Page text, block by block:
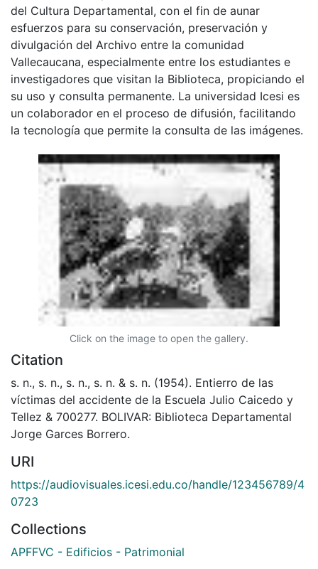
del Cultura Departamental, con el fin de aunar
esfuerzos para su conservación, preservación y
divulgación del Archivo entre la comunidad
Vallecaucana, especialmente entre los estudiantes e
investigadores que visitan la Biblioteca, propiciando el
su uso y consulta permanente. La universidad Icesi es
un colaborador en el proceso de difusión, facilitando
la tecnología que permite la consulta de las imágenes.
Click on the image to open the gallery.
Citation
s. n., s. n., s. n., s. n. & s. n. (1954). Entierro de las
víctimas del accidente de la Escuela Julio Caicedo y
Tellez & 700277. BOLIVAR: Biblioteca Departamental
Jorge Garces Borrero.
URI
https://audiovisuales.icesi.edu.co/handle/123456789/4
0723
Collections
APFFVC - Edificios - Patrimonial